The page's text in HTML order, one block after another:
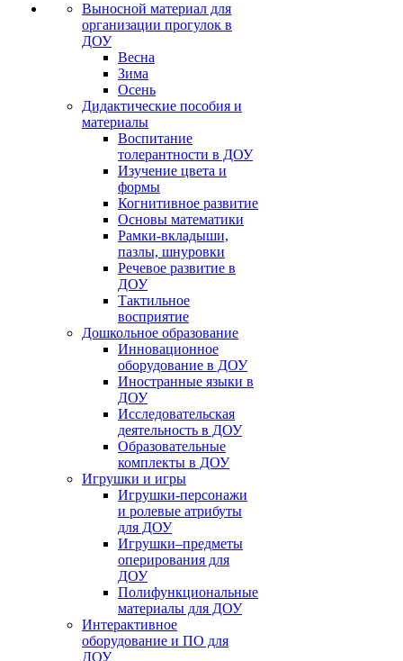
Выносной материал для
организации прогулок в
ДОУ
Весна
Зима
Осень
Дидактические пособия и
материалы
Воспитание
толерантности в ДОУ
Изучение цвета и
формы
Когнитивное развитие
Основы математики
Рамки-вкладыши,
пазлы, шнуровки
Речевое развитие в
ДОУ
Тактильное
восприятие
Дошкольное образование
Инновационное
оборудование в ДОУ
Иностранные языки в
ДОУ
Исследовательская
деятельность в ДОУ
Образовательные
комплекты в ДОУ
Игрушки и игры
Игрушки-персонажи
и ролевые атрибуты
для ДОУ
Игрушки–предметы
оперирования для
ДОУ
Полифункциональные
материалы для ДОУ
Интерактивное
оборудование и ПО для
ДОУ